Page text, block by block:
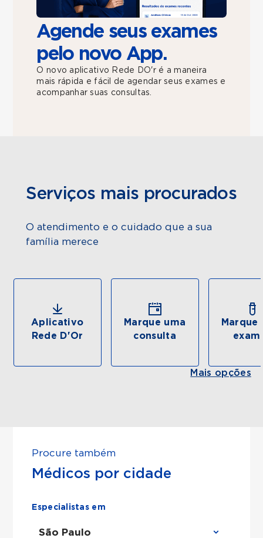
Agende seus exames
pelo novo App.
O novo aplicativo Rede DO'r é a maneira
mais rápida e fácil de agendar seus exames e
acompanhar suas consultas.
Serviços mais procurados
O atendimento e o cuidado que a sua
família merece
Aplicativo
Rede D'Or
Marque uma
consulta
Marque
Mais opções
Procure também
Médicos por cidade
Especialistas em
São Paulo